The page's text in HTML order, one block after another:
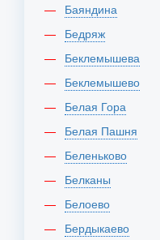
Баяндина
Бедряж
Беклемышева
Беклемышево
Белая Гора
Белая Пашня
Беленьково
Белканы
Белоево
Бердыкаево